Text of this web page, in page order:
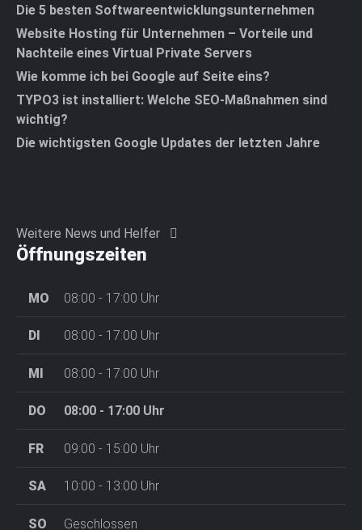
Die 5 besten Softwareentwicklungsunternehmen
Website Hosting für Unternehmen – Vorteile und
Nachteile eines Virtual Private Servers
Wie komme ich bei Google auf Seite eins?
TYPO3 ist installiert: Welche SEO-Maßnahmen sind
wichtig?
Die wichtigsten Google Updates der letzten Jahre
Weitere News und Helfer
Öffnungszeiten
MO 08:00 - 17:00 Uhr
DI 08:00 - 17:00 Uhr
MI 08:00 - 17:00 Uhr
DO 08:00 - 17:00 Uhr
FR 09:00 - 15:00 Uhr
SA 10:00 - 13:00 Uhr
SO Geschlossen